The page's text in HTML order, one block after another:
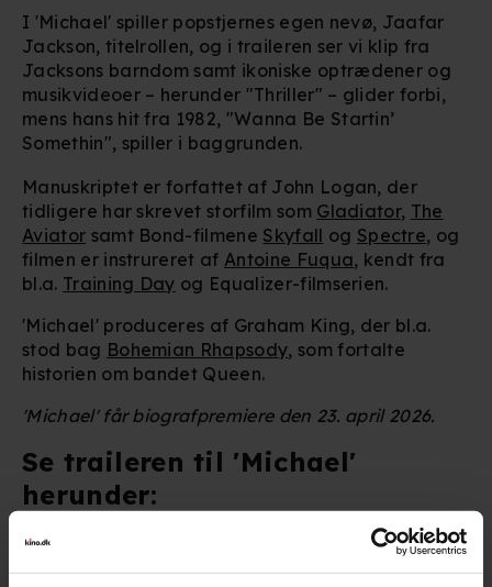
I 'Michael' spiller popstjernes egen nevø, Jaafar
Jackson, titelrollen, og i traileren ser vi klip fra
Jacksons barndom samt ikoniske optrædener og
musikvideoer – herunder "Thriller" – glider forbi,
mens hans hit fra 1982, "Wanna Be Startin’
Somethin", spiller i baggrunden.
Manuskriptet er forfattet af John Logan, der
tidligere har skrevet storfilm som Gladiator, The
Aviator samt Bond-filmene Skyfall og Spectre, og
filmen er instrureret af Antoine Fuqua, kendt fra
bl.a. Training Day og Equalizer-filmserien.
'Michael' produceres af Graham King, der bl.a.
stod bag Bohemian Rhapsody, som fortalte
historien om bandet Queen.
'Michael' får biografpremiere den 23. april 2026.
Se traileren til 'Michael'
herunder:
For at se dette indhold skal